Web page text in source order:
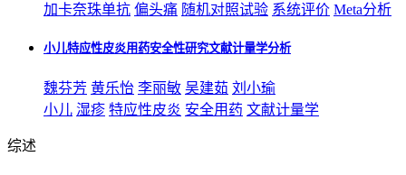
加卡奈珠单抗 偏头痛 随机对照试验 系统评价 Meta分析
小儿特应性皮炎用药安全性研究文献计量学分析
魏芬芳 黄乐怡 李丽敏 吴建茹 刘小瑜
小儿 湿疹 特应性皮炎 安全用药 文献计量学
综述